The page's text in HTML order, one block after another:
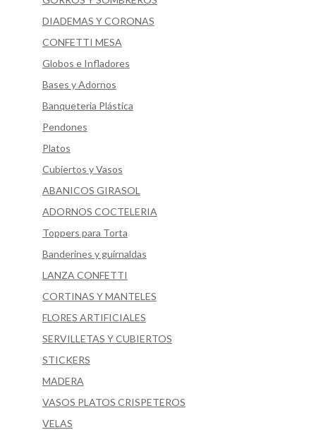
DIADEMAS Y CORONAS
CONFETTI MESA
Globos e Infladores
Bases y Adornos
Banqueteria Plástica
Pendones
Platos
Cubiertos y Vasos
ABANICOS GIRASOL
ADORNOS COCTELERIA
Toppers para Torta
Banderines y guirnaldas
LANZA CONFETTI
CORTINAS Y MANTELES
FLORES ARTIFICIALES
SERVILLETAS Y CUBIERTOS
STICKERS
MADERA
VASOS PLATOS CRISPETEROS
VELAS